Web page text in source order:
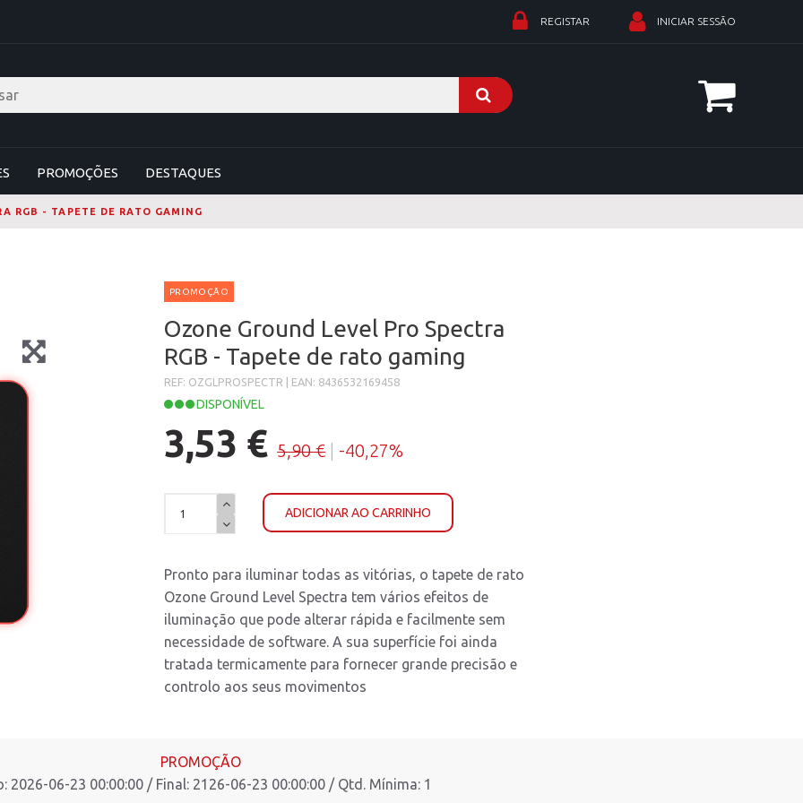
REGISTAR INICIAR SESSÃO
PROMOÇÕES DESTAQUES
RGB - TAPETE DE RATO GAMING
PROMOÇÃO
Ozone Ground Level Pro Spectra
RGB - Tapete de rato gaming
REF: OZGLPROSPECTR | EAN: 8436532169458
DISPONÍVEL
3,53 € 5,90 €| -40,27%
ADICIONAR AO CARRINHO
Pronto para iluminar todas as vitórias, o tapete de rato
Ozone Ground Level Spectra tem vários efeitos de
iluminação que pode alterar rápida e facilmente sem
necessidade de software. A sua superfície foi ainda
tratada termicamente para fornecer grande precisão e
controlo aos seus movimentos
PROMOÇÃO
2026-06-23 00:00:00 / Final: 2126-06-23 00:00:00 / Qtd. Mínima: 1